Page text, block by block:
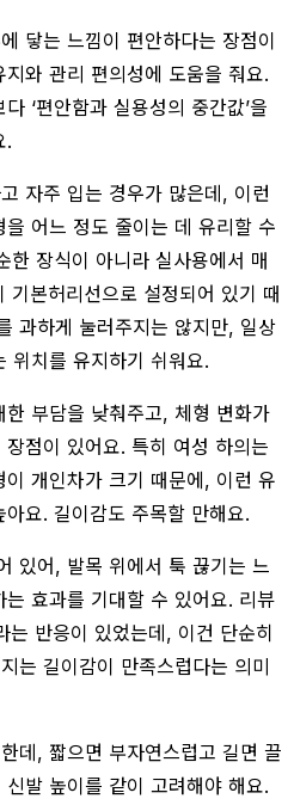
닿는 느낌이 편안하다는 장점이
와 관리 편의성에 도움을 줘요.
‘편안함과 실용성의 중간값’을
.
자주 입는 경우가 많은데, 이런
어느 정도 줄이는 데 유리할 수
한 장식이 아니라 실사용에서 매
기본허리선으로 설정되어 있기 때
과하게 눌러주지는 않지만, 일상
위치를 유지하기 쉬워요.
부담을 낮춰주고, 체형 변화가
점이 있어요. 특히 여성 하의는
개인차가 크기 때문에, 이런 유
요. 길이감도 주목할 만해요.
있어, 발목 위에서 툭 끊기는 느
효과를 기대할 수 있어요. 리뷰
는 반응이 있었는데, 이건 단순히
는 길이감이 만족스럽다는 의미
데, 짧으면 부자연스럽고 길면 끌
발 높이를 같이 고려해야 해요.